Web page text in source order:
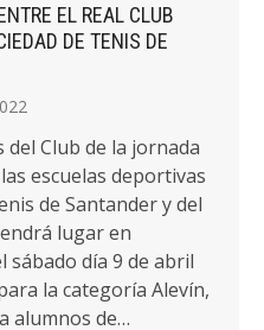
EL REAL CLUB
DE TENIS DE
Club de la jornada
escuelas deportivas
de Santander y del
lugar en
sábado día 9 de abril
la categoría Alevín,
alumnos de…